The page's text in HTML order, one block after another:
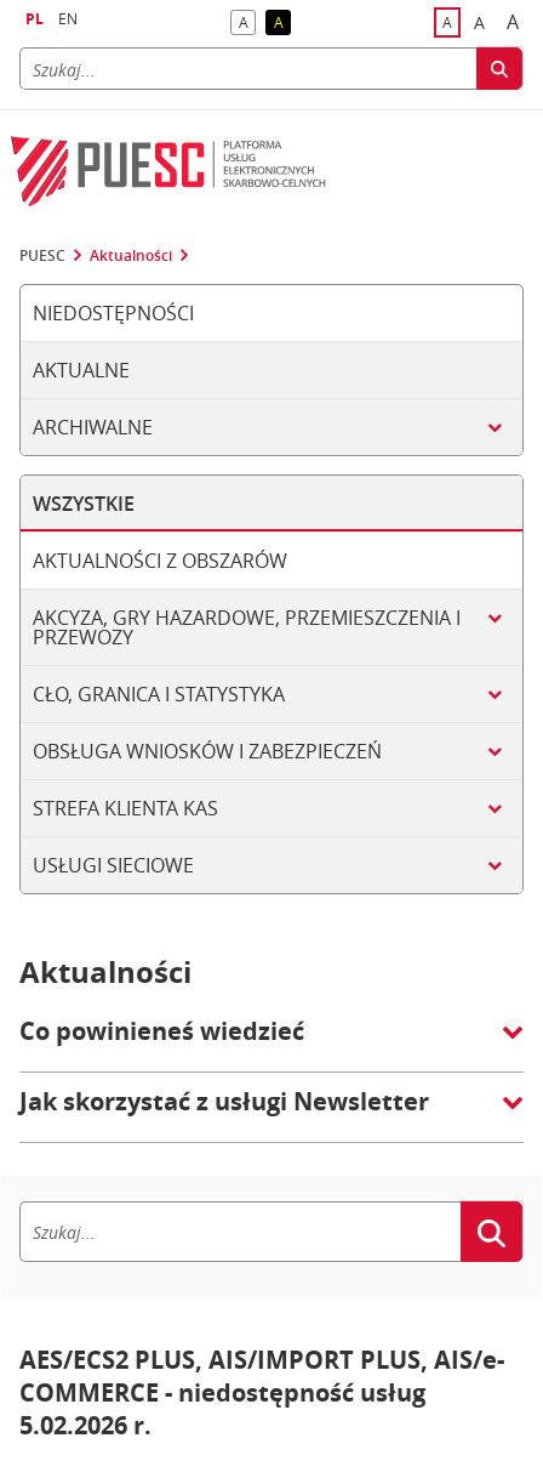
PL EN Akontrast domyślny
Akontrast żółty tekst na czarnym tle
Adomyślna
A A
PUESC Aktualności
NIEDOSTĘPNOŚCI
AKTUALNE
ARCHIWALNE
WSZYSTKIE
AKTUALNOŚCI Z OBSZARÓW
AKCYZA, GRY HAZARDOWE, PRZEMIESZCZENIA I
PRZEWOZY
CŁO, GRANICA I STATYSTYKA
OBSŁUGA WNIOSKÓW I ZABEZPIECZEŃ
STREFA KLIENTA KAS
USŁUGI SIECIOWE
Aktualności
Co powinieneś wiedzieć
Jak skorzystać z usługi Newsletter
AES/ECS2 PLUS, AIS/IMPORT PLUS, AIS/e-
COMMERCE - niedostępność usług
5.02.2026 r.